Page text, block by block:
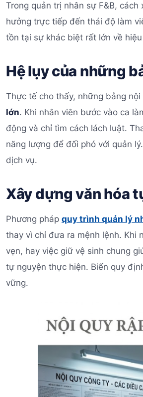
Trong quản trị nhân sự F&B,
hưởng trực tiếp đến thái độ làm
tồn tại sự khác biệt rất lớn về
Hệ lụy của những
Thực tế cho thấy, những bảng
lớn. Khi nhân viên bước vào ca
động và chỉ tìm cách lách luật.
năng lượng để đối phó với quản
dịch vụ.
Xây dựng văn hóa
Phương pháp quy trình quản lý
thay vì chỉ đưa ra mệnh lệnh. Khi
vẹn, hay việc giữ vệ sinh chung
tự nguyện thực hiện. Biến quy
vững.